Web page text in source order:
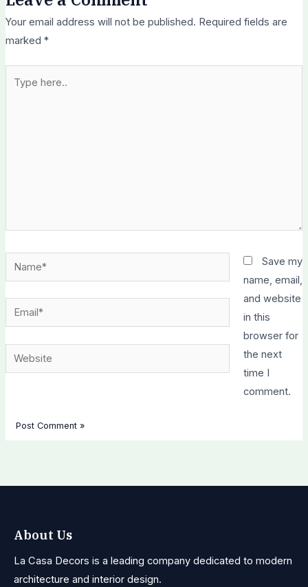
Your email address will not be published. Required fields are
marked *
here..
Name*
Email*
Website
Save my
name, email,
and website
in this
browser for
the next
time I
comment.
About Us
La Casa Decors is a leading company dedicated to modern
architecture and interior design.